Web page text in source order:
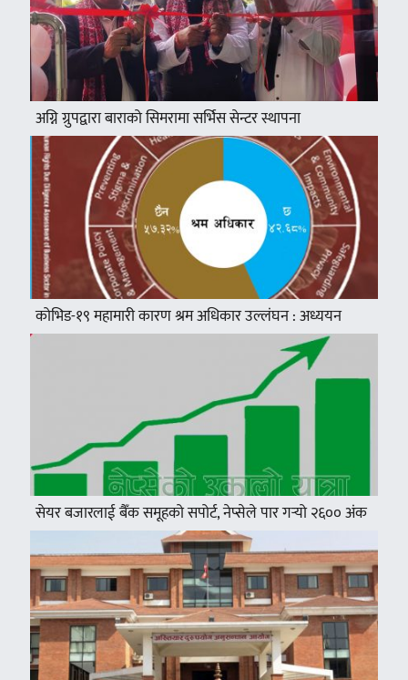
अग्नि ग्रुपद्वारा बाराको सिमरामा सर्भिस सेन्टर स्थापना
कोभिड-१९ महामारी कारण श्रम अधिकार उल्लंघन : अध्ययन
सेयर बजारलाई बैँक समूहको सपोर्ट, नेप्सेले पार गर्‍यो २६०० अंक